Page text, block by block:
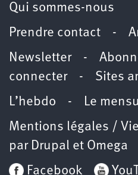
Qui sommes-nous
Prendre contact -
Newsletter -
connecter- Sites
L’hebdo - Le
Mentions légales /
par Drupal et Omega
Facebook